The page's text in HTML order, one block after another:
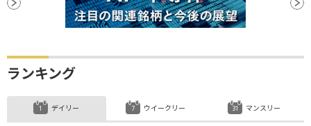
ランキング
デイリー ウイークリー マンスリー